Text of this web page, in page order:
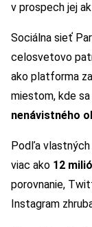
v prospech jej
Sociálna sieť
celosvetovo
ako platforma
miestom, kde sa
nenávistného
Podľa vlastných
viac ako 12
porovnanie,
Instagram